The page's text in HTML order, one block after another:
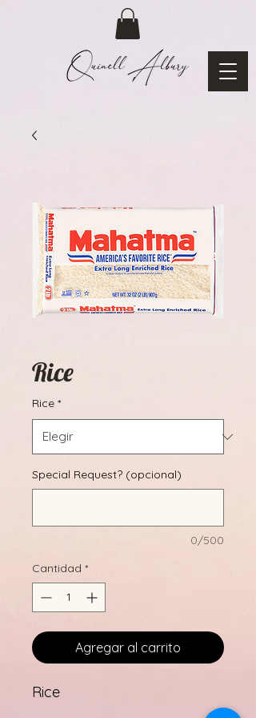
Rice
Rice *
Special Request? (opcional)
0/500
Cantidad *
Agregar al carrito
Rice